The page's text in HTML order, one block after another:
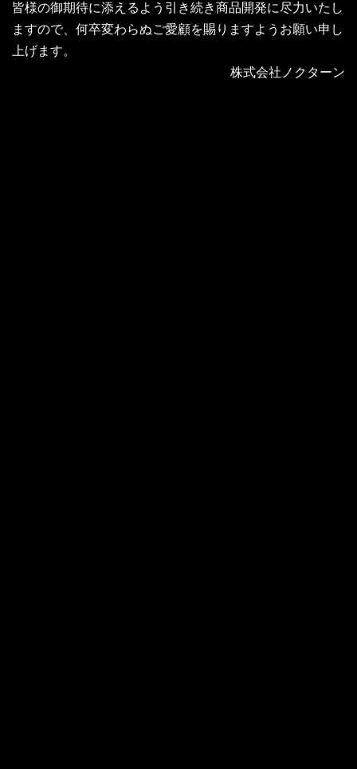
皆様の御期待に添えるよう引き続き商品開発に尽力いたし
ますので、何卒変わらぬご愛顧を賜りますようお願い申し
上げます。
株式会社ノクターン